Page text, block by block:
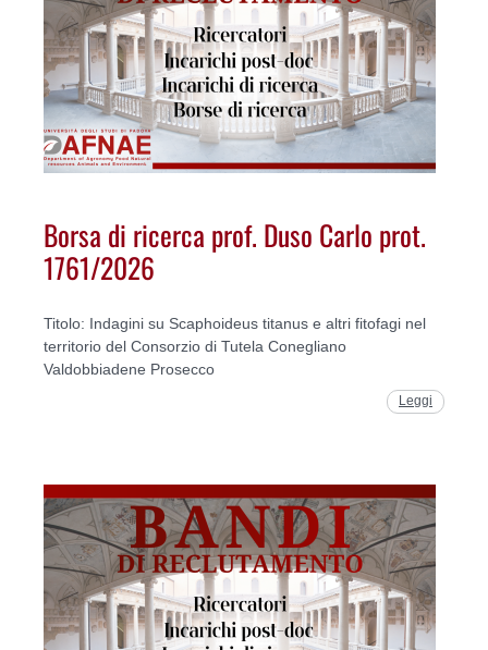
Borsa di ricerca prof. Duso Carlo prot.
1761/2026
Titolo: Indagini su Scaphoideus titanus e altri fitofagi nel
territorio del Consorzio di Tutela Conegliano
Valdobbiadene Prosecco
Leggi